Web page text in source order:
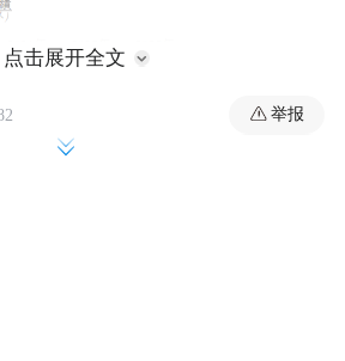
点击展开全文
举报